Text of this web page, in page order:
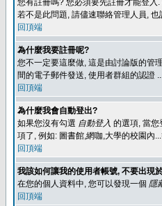
您有註冊嗎? 您必須要先註冊才能登入
若不是此問題, 請儘速聯絡管理人員,
回頂端
為什麼我要註冊呢?
您不一定要這麼做, 這是由討論版的管
間的電子郵件發送, 使用者群組的認證
回頂端
為什麼我會自動登出?
如果您沒有勾選 自動登入 的選項, 當您
項了, 例如: 圖書館,網咖,大學的校園內
回頂端
我該如何讓我的使用者帳號, 不要出現
在您的個人資料中, 您可以發現一個 隱
回頂端